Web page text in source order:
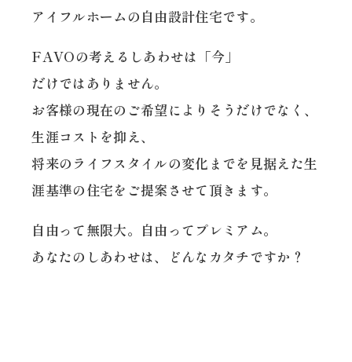
アイフルホームの自由設計住宅です。
FAVOの考えるしあわせは 「今」
だけではありません。
お客様の現在のご希望によりそうだけでなく、
生涯コストを抑え、
将来のライフスタイルの変化までを 見据えた生
涯基準の住宅をご提案させて頂きます。
自由って無限大。自由ってプレミアム。
あなたのしあわせは、
どんなカタチですか？